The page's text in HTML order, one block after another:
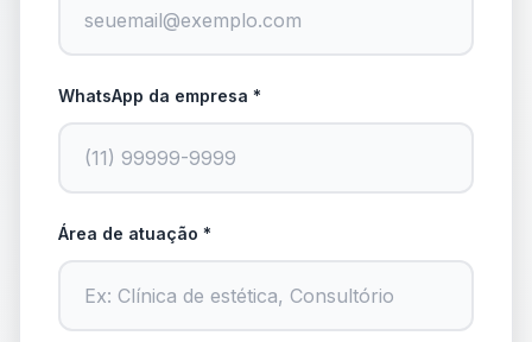
WhatsApp da empresa *
Área de atuação *